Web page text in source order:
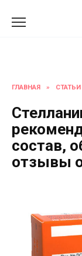
ГЛАВНАЯ » СТАТЬИ
состав,
отзывы